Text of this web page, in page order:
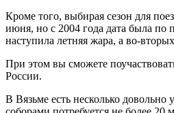
Кроме того, выбирая сезон для
июня, но с 2004 года дата была по
наступила летняя жара, а во-
При этом вы сможете
России.
В Вязьме есть несколько